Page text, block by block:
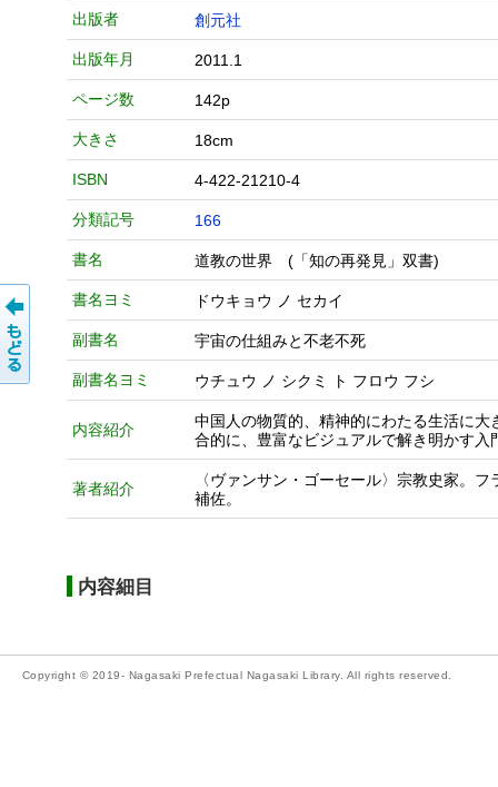
出版者 創元社
出版年月 2011.1
ページ数 142p
大きさ 18cm
ISBN 4-422-21210-4
分類記号 166
書名 道教の世界 (「知の再発見」双書)
書名ヨミ ドウキョウ ノ セカイ
副書名 宇宙の仕組みと不老不死
副書名ヨミ ウチュウ ノ シクミ ト フロウ フシ
内容紹介
中国人の物質的、精神的にわたる生活に
合的に、豊富なビジュアルで解き明かす入
著者紹介
〈ヴァンサン・ゴーセール〉宗教史家。
補佐。
内容細目
Copyright © 2019- Nagasaki Prefectual Nagasaki Library. All rights reserved.